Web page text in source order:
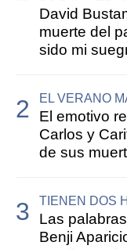
David
muerte del
sido mi
EL VERANO
El emotivo
Carlos y
de sus
TIENEN DOS
Las
Benji